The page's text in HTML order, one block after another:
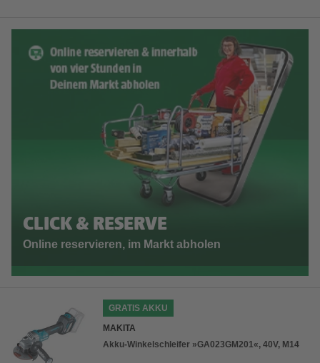
CLICK & RESERVE
Online reservieren, im Markt abholen
GRATIS AKKU
MAKITA
Akku-Winkelschleifer »GA023GM201«, 40V, M14